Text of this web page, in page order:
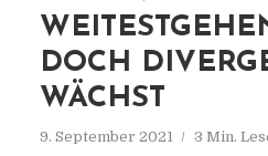
DOCH
WÄCHST
9. September 2021 3 Min.